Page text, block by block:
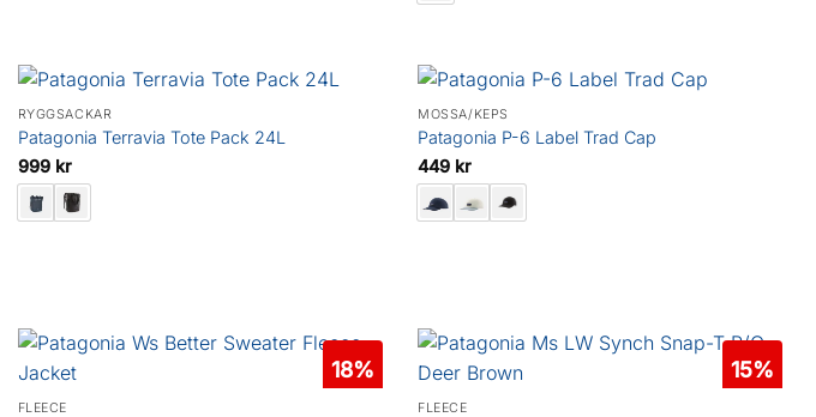
RYGGSÄCKAR
Patagonia Terravia Tote Pack 24L
999 kr
MÖSSA/KEPS
Patagonia P-6 Label Trad Cap
449 kr
18%
FLEECE
15%
FLEECE